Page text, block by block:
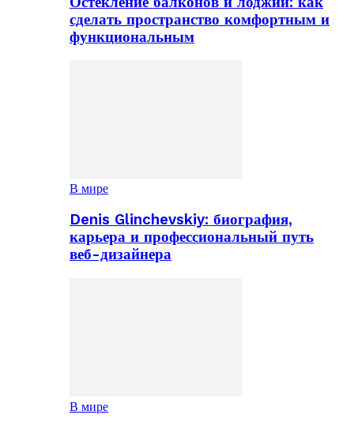
сделать пространство комфортным и
функциональным
В мире
Denis Glinchevskiy: биография,
карьера и профессиональный путь
веб-дизайнера
В мире